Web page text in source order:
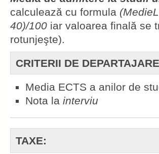
calculează cu formula
40)/100 iar valoarea finală se
rotunjeşte).
CRITERII DE
Media ECTS a anilor de
Nota la interviu
TAXE: